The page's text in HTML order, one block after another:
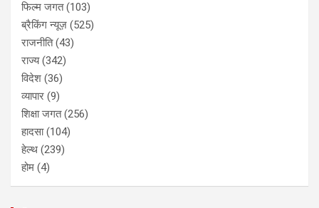
फिल्म जगत(103)
ब्रैकिंग न्यूज़ (525)
राजनीति(43)
राज्य(342)
विदेश (36)
व्यापार (9)
शिक्षा जगत(256)
हादसा(104)
हेल्थ (239)
होम (4)